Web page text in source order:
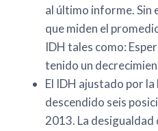
al último informe. Sin
que miden el
IDH tales como:
tenido un
El IDH ajustado por
descendido seis
2013. La desigualdad